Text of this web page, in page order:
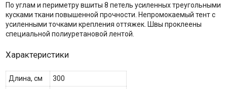
По углам и периметру вшиты 8 петель усиленных треугольными
кусками ткани повышенной прочности. Непромокаемый тент с
усиленными точками крепления оттяжек. Швы проклеены
специальной полиуретановой лентой.
Характеристики
Длина, см
300